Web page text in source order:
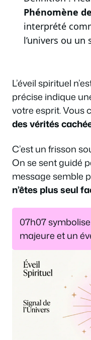
Phénomène
interprété
l’univers ou
L’éveil spirituel
précise indique
votre esprit. Vous
des vérités
C’est un frisson
On se sent guidé
message semble
n’êtes plus seul
07h07
majeure et un